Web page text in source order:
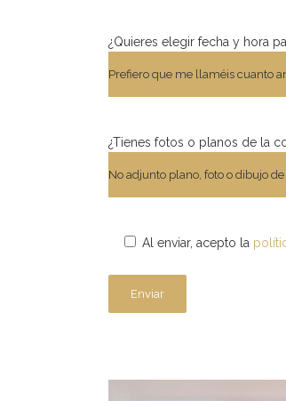
¿Quieres elegir fecha y hora
¿Tienes fotos o planos de la
Al enviar, acepto la